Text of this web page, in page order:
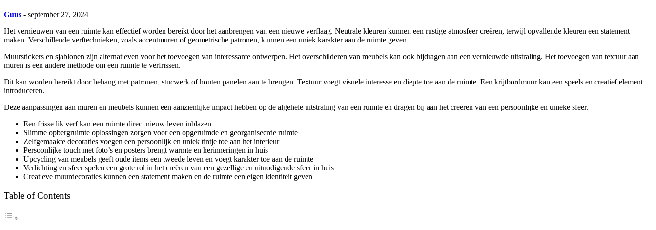
Guus - september 27, 2024
Het vernieuwen van een ruimte kan effectief worden bereikt door het aanbrengen van een nieuwe verflaag. Neutrale kleuren kunnen een rustige atmosfeer creëren, terwijl opvallende kleuren een statement
maken. Verschillende verftechnieken, zoals accentmuren of geometrische patronen, kunnen een uniek karakter aan de ruimte geven.
Muurstickers en sjablonen zijn alternatieven voor het toevoegen van interessante ontwerpen. Het overschilderen van meubels kan ook bijdragen aan een vernieuwde uitstraling. Het toevoegen van textuur aan
muren is een andere methode om een ruimte te verfrissen.
Dit kan worden bereikt door behang met patronen, stucwerk of houten panelen aan te brengen. Textuur voegt visuele interesse en diepte toe aan de ruimte. Een krijtbordmuur kan een speels en creatief element
introduceren.
Deze aanpassingen aan muren en meubels kunnen een aanzienlijke impact hebben op de algehele uitstraling van een ruimte en dragen bij aan het creëren van een persoonlijke en unieke sfeer.
Een frisse lik verf kan een ruimte direct nieuw leven inblazen
Slimme opbergruimte oplossingen zorgen voor een opgeruimde en georganiseerde ruimte
Zelfgemaakte decoraties voegen een persoonlijk en uniek tintje toe aan het interieur
Persoonlijke touch met foto’s en posters brengt warmte en herinneringen in huis
Upcycling van meubels geeft oude items een tweede leven en voegt karakter toe aan de ruimte
Verlichting en sfeer spelen een grote rol in het creëren van een gezellige en uitnodigende sfeer in huis
Creatieve muurdecoraties kunnen een statement maken en de ruimte een eigen identiteit geven
Table of Contents